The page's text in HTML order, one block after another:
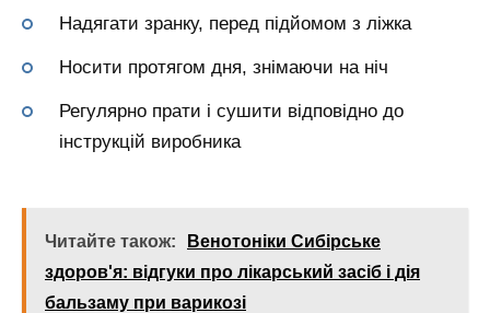
Надягати зранку, перед підйомом з ліжка
Носити протягом дня, знімаючи на ніч
Регулярно прати і сушити відповідно до
інструкцій виробника
Читайте також:
Венотоніки Сибірське
здоров'я: відгуки про лікарський засіб і дія
бальзаму при варикозі